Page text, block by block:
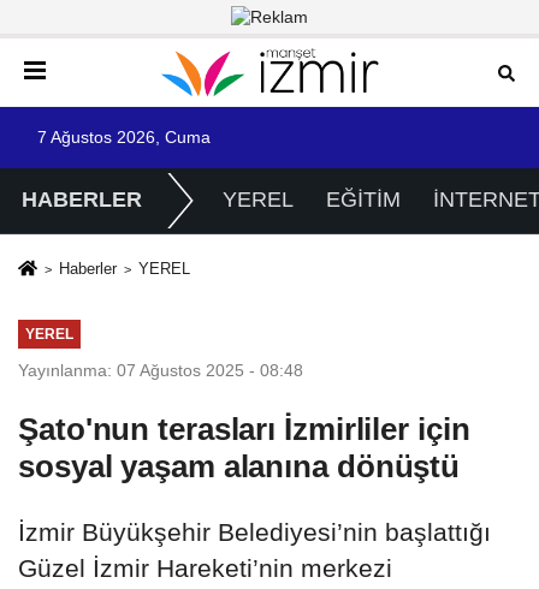
7 Ağustos 2026, Cuma
HABERLER YEREL EĞİTİM
Haberler YEREL
YEREL
Yayınlanma: 07 Ağustos 2025 - 08:48
Şato'nun terasları İzmirliler için
sosyal yaşam alanına dönüştü
İzmir Büyükşehir Belediyesi’nin başlattığı
Güzel İzmir Hareketi’nin merkezi